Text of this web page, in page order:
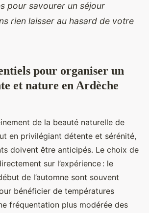
pour savourer un séjour
rien laisser au hasard de votre
pour organiser un
et nature en Ardèche
de la beauté naturelle de
en privilégiant détente et sérénité,
doivent être anticipés. Le choix de
sur l’expérience : le
de l’automne sont souvent
bénéficier de températures
fréquentation plus modérée des